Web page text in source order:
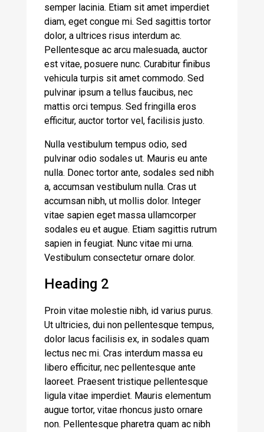
semper lacinia. Etiam sit amet imperdiet
diam, eget congue mi. Sed sagittis tortor
dolor, a ultrices risus interdum ac.
Pellentesque ac arcu malesuada, auctor
est vitae, posuere nunc. Curabitur finibus
vehicula turpis sit amet commodo. Sed
pulvinar ipsum a tellus faucibus, nec
mattis orci tempus. Sed fringilla eros
efficitur, auctor tortor vel, facilisis justo.
Nulla vestibulum tempus odio, sed
pulvinar odio sodales ut. Mauris eu ante
nulla. Donec tortor ante, sodales sed nibh
a, accumsan vestibulum nulla. Cras ut
accumsan nibh, ut mollis dolor. Integer
vitae sapien eget massa ullamcorper
sodales eu et augue. Etiam sagittis rutrum
sapien in feugiat. Nunc vitae mi urna.
Vestibulum consectetur ornare dolor.
Heading 2
Proin vitae molestie nibh, id varius purus.
Ut ultricies, dui non pellentesque tempus,
dolor lacus facilisis ex, in sodales quam
lectus nec mi. Cras interdum massa eu
libero efficitur, nec pellentesque ante
laoreet. Praesent tristique pellentesque
ligula vitae imperdiet. Mauris elementum
augue tortor, vitae rhoncus justo ornare
non. Pellentesque pharetra quam ac nibh